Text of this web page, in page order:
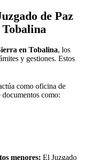
de Paz
en Tobalina, los
y gestiones. Estos
como oficina de
como:
menores: El Juzgado